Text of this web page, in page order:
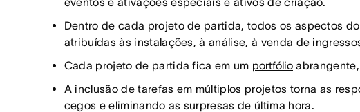
Dentro de cada projeto de partida, todos os aspectos
atribuídas às instalações, à análise, à venda de
Cada projeto de partida fica em um portfólio
A inclusão de tarefas em múltiplos projetos torna as
cegos e eliminando as surpresas de última hora.